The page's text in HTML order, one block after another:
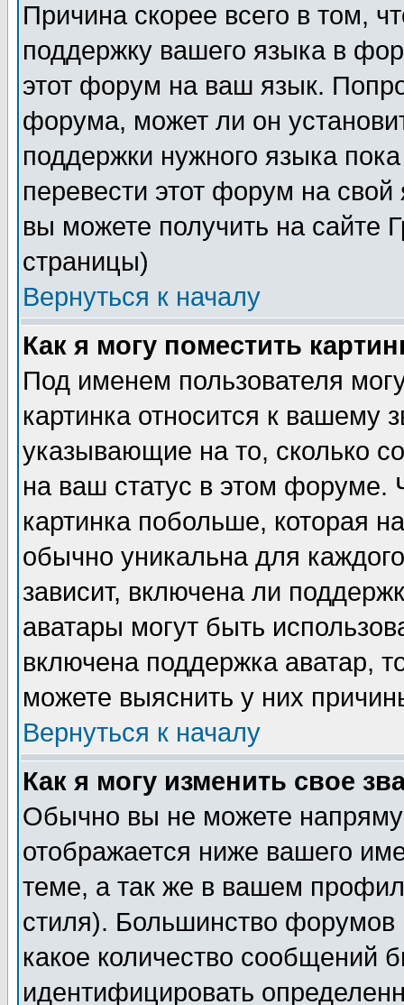
Причина скорее всего в том,
поддержку вашего языка в
этот форум на ваш язык.
форума, может ли он
поддержки нужного языка
перевести этот форум на
вы можете получить на сайте
страницы)
Вернуться к началу
Как я могу поместить
Под именем пользователя
картинка относится к вашему
указывающие на то, сколько
на ваш статус в этом форуме.
картинка побольше, которая
обычно уникальна для
зависит, включена ли
аватары могут быть
включена поддержка аватар,
можете выяснить у них
Вернуться к началу
Как я могу изменить свое
Обычно вы не можете
отображается ниже вашего
теме, а так же в вашем
стиля). Большинство форумов
какое количество сообщений
идентифицировать